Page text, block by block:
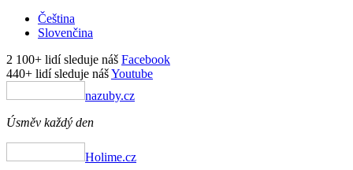
Čeština
Slovenčina
2 100+ lidí sleduje náš Facebook
440+ lidí sleduje nášYoutube
nazuby.cz
Úsměv každý den
Holime.cz